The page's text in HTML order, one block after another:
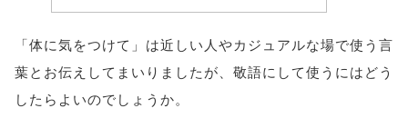
「体に気をつけて」は近しい人やカジュアルな場で使う言
葉とお伝えしてまいりましたが、敬語にして使うにはどう
したらよいのでしょうか。